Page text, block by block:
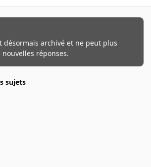
désormais archivé et ne peut plus
nouvelles réponses.
sujets